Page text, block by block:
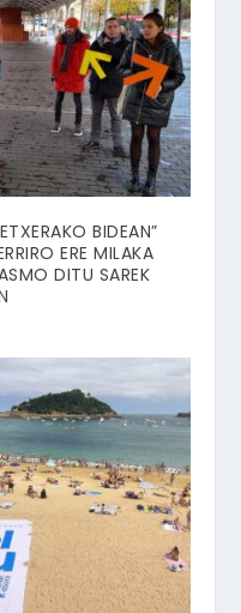
BIDEAN”
ERE MILAKA
DITU SAREK